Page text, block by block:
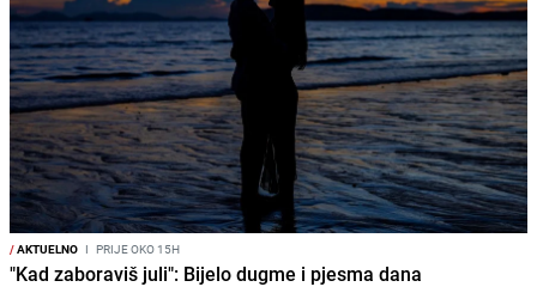
/AKTUELNO I PRIJE OKO 15H
"Kad zaboraviš juli": Bijelo dugme i pjesma dana